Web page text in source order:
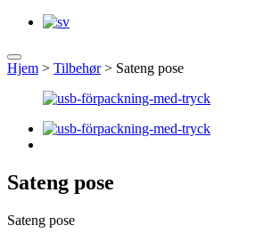
Hjem > Tilbehør > Sateng pose
Sateng pose
Sateng pose